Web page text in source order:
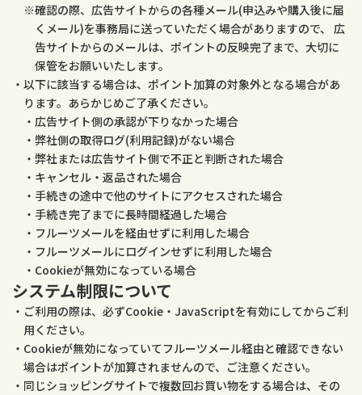
確認の際、広告サイトからの各種メール(申込みや購入後に届
くメール)を事務局に送っていただく場合がありますので、 広
告サイトからのメールは、ポイントの反映完了まで、大切に
保管をお願いいたします。
以下に該当する場合は、ポイント加算の対象外となる場合があ
ります。あらかじめご了承ください。
広告サイト側の承認が下りなかった場合
弊社側の取得ログ(利用記録)がない場合
弊社または広告サイト側で不正と判断された場合
キャンセル・返品された場合
手続きの途中で他のサイトにアクセスされた場合
手続き完了までに長時間経過した場合
フルーツメールを経由せずに利用した場合
フルーツメールにログインせずに利用した場合
Cookieが無効になっている場合
システム制限について
ご利用の際は、必ずCookie・JavaScriptを有効にしてからご利
用ください。
Cookieが無効になっていてフルーツメール経由と確認できない
場合はポイントが加算されませんので、ご注意ください。
同じショッピングサイトで複数回お買い物をする場合は、その